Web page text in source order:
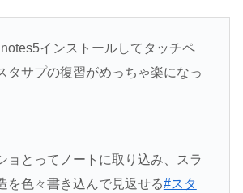
インストールしてタッチペ
タサプの復習がめっちゃ楽になっ
ョとってノートに取り込み、スラ
を色々書き込んで見返せる#スタ